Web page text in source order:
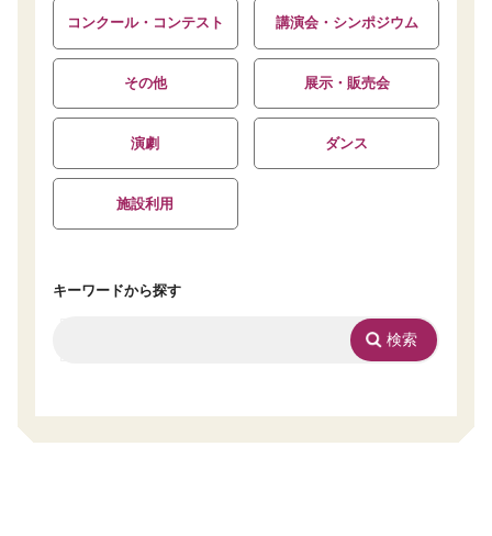
コンクール・コンテスト 講演会・シンポジウム
その他 展示・販売会
演劇 ダンス
施設利用
キーワードから探す